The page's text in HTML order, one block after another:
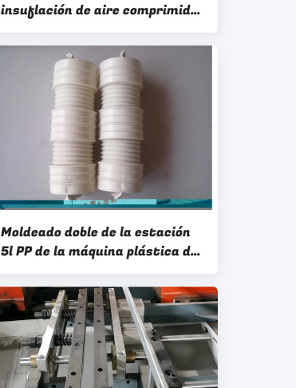
insuflación de aire comprimido
del HDPE 5l acanaló el tubo
moldeado de 1 capa
Moldeado doble de la estación
5l PP de la máquina plástica del
moldeo por insuflación de aire
comprimido del HDPE de 1 capa